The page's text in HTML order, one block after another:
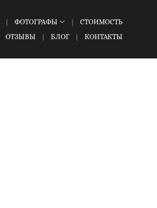
ФОТОГРАФЫ
СТОИМОСТЬ
ОТЗЫВЫ БЛОГ КОНТАКТЫ